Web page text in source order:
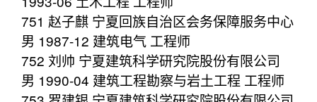
751 赵子麒 宁夏回族自治区会务保障服务中心
男 1987-12 建筑电气 工程师
752 刘帅 宁夏建筑科学研究院股份有限公司
男 1990-04 建筑工程勘察与岩土工程 工程师